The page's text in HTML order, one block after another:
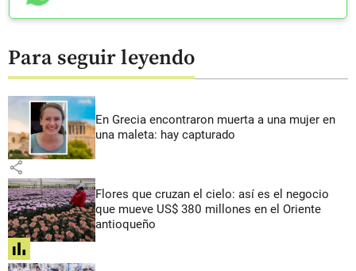
Para seguir leyendo
En Grecia encontraron muerta a una mujer en
una maleta: hay capturado
share
Flores que cruzan el cielo: así es el negocio
que mueve US$ 380 millones en el Oriente
antioqueño
share